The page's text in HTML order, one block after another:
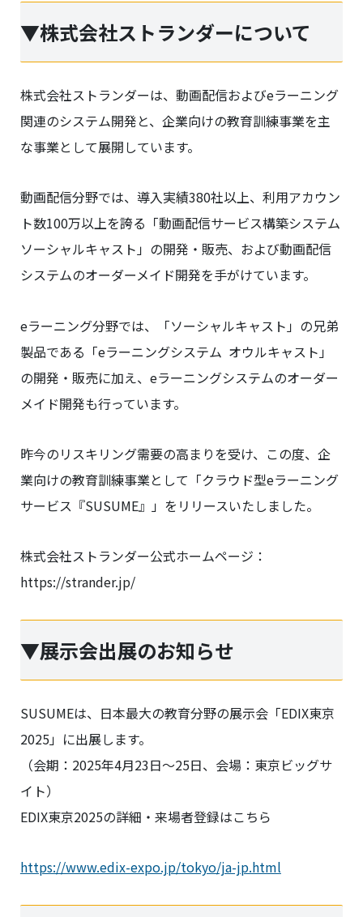
▼株式会社ストランダーについて
株式会社ストランダーは、動画配信およびeラーニング
関連のシステム開発と、企業向けの教育訓練事業を主
な事業として展開しています。
動画配信分野では、導入実績380社以上、利用アカウン
ト数100万以上を誇る「動画配信サービス構築システム
ソーシャルキャスト」の開発・販売、および動画配信
システムのオーダーメイド開発を手がけています。
eラーニング分野では、「ソーシャルキャスト」の兄弟
製品である「eラーニングシステム オウルキャスト」
の開発・販売に加え、eラーニングシステムのオーダー
メイド開発も行っています。
昨今のリスキリング需要の高まりを受け、この度、企
業向けの教育訓練事業として「クラウド型eラーニング
サービス『SUSUME』」をリリースいたしました。
株式会社ストランダー公式ホームページ：
https://strander.jp/
▼展示会出展のお知らせ
SUSUMEは、日本最大の教育分野の展示会「EDIX東京
2025」に出展します。
（会期：2025年4月23日～25日、会場：東京ビッグサ
イト）
EDIX東京2025の詳細・来場者登録はこちら
https://www.edix-expo.jp/tokyo/ja-jp.html